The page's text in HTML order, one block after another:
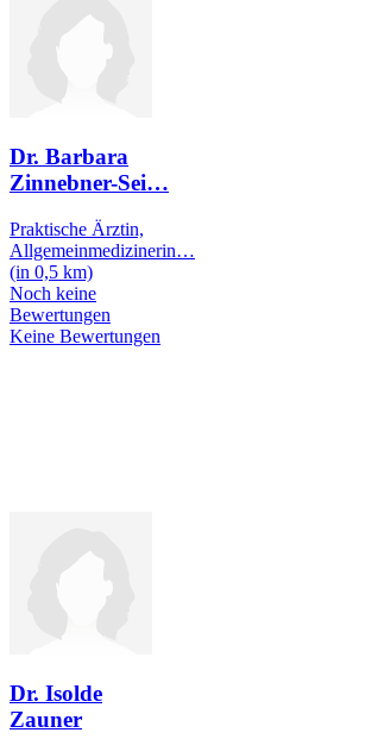
Dr. Barbara
Zinnebner-Sei…
Praktische Ärztin,
Allgemeinmedizinerin…
(in 0,5 km)
Noch keine
Bewertungen
Keine Bewertungen
Dr. Isolde
Zauner